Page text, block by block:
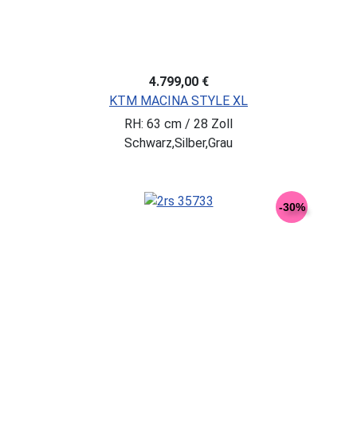
4.799,00 €
KTM MACINA STYLE XL
RH: 63 cm / 28 Zoll
Schwarz,Silber,Grau
-30%